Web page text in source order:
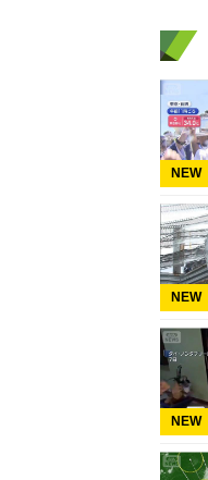
NEW
NEW
NEW